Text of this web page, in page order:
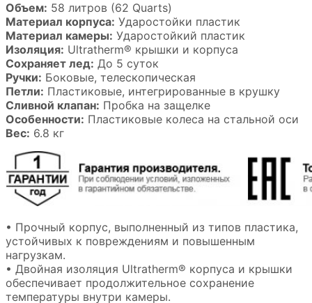
Объем: 58 литров (62 Quarts)
Материал корпуса: Ударостойки пластик
Материал камеры: Ударостойкий пластик
Изоляция: Ultratherm® крышки и корпуса
Сохраняет лед: До 5 суток
Ручки: Боковые, телескопическая
Петли: Пластиковые, интегрированные в крушку
Сливной клапан: Пробка на защелке
Особенности: Пластиковые колеса на стальной оси
Вес: 6.8 кг
• Прочный корпус, выполненный из типов пластика,
устойчивых к повреждениям и повышенным
нагрузкам.
• Двойная изоляция Ultratherm® корпуса и крышки
обеспечивает продолжительное сохранение
температуры внутри камеры.